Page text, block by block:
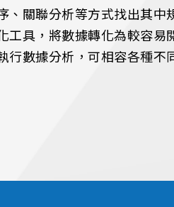
關聯分析等方式找出其
工具，將數據轉化為較容
數據分析，可相容各種不